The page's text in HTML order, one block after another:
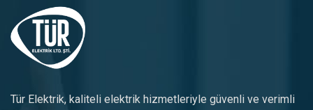
Tür Elektrik, kaliteli elektrik hizmetleriyle güvenli ve verimli